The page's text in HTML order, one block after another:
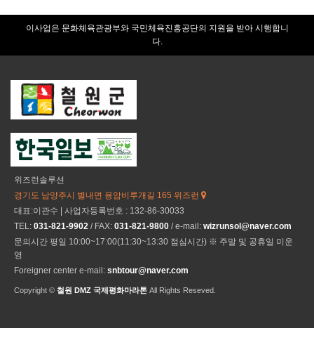
이사업은 문화체육관광부와 국민체육진흥공단의 지원을 받아 시행합니
다.
위즈런솔루션
경기도 남양주시 별내면 용암비루개길 165 위즈런
대표:이관수 | 사업자등록번호 : 132-86-30033
TEL: 031-821-9902 / FAX: 031-821-9800 / e-mail: wizrunsol@naver.com
문의시간 평일 10:00~17:00(11:30~13:30 점심시간) ※ 주말 및 공휴일 미운
영
Foreigner center e-mail: snbtour@naver.com
Copyright © 철원 DMZ 국제평화마라톤 All Rights Reseved.